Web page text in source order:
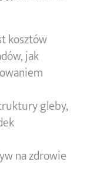
kosztów
jak
gleby,
na zdrowie